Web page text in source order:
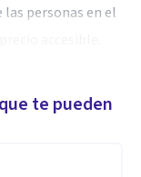
las personas en el
mismas, hábiles
de encontrar
te pueden